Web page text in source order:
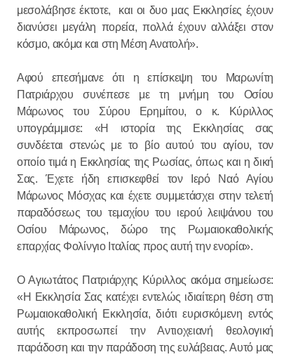
μεσολάβησε έκτοτε, και οι δυο μας Εκκλησίες έχουν
διανύσει μεγάλη πορεία, πολλά έχουν αλλάξει στον
κόσμο, ακόμα και στη Μέση Ανατολή».
Αφού επεσήμανε ότι η επίσκεψη του Μαρωνίτη
Πατριάρχου συνέπεσε με τη μνήμη του Οσίου
Μάρωνος του Σύρου Ερημίτου, ο κ. Κύριλλος
υπογράμμισε: «Η ιστορία της Εκκλησίας σας
συνδέεται στενώς με το βίο αυτού του αγίου, τον
οποίο τιμά η Εκκλησίας της Ρωσίας, όπως και η δική
Σας. Έχετε ήδη επισκεφθεί τον Ιερό Ναό Αγίου
Μάρωνος Μόσχας και έχετε συμμετάσχει στην τελετή
παραδόσεως του τεμαχίου του ιερού λειψάνου του
Οσίου Μάρωνος, δώρο της Ρωμαιοκαθολικής
επαρχίας Φολίνγιο Ιταλίας προς αυτή την ενορία».
Ο Αγιωτάτος Πατριάρχης Κύριλλος ακόμα σημείωσε:
«Η Εκκλησία Σας κατέχει εντελώς ιδιαίτερη θέση στη
Ρωμαιοκαθολική Εκκλησία, διότι ευρισκόμενη εντός
αυτής εκπροσωπεί την Αντιοχειανή θεολογική
παράδοση και την παράδοση της ευλάβειας. Αυτό μας